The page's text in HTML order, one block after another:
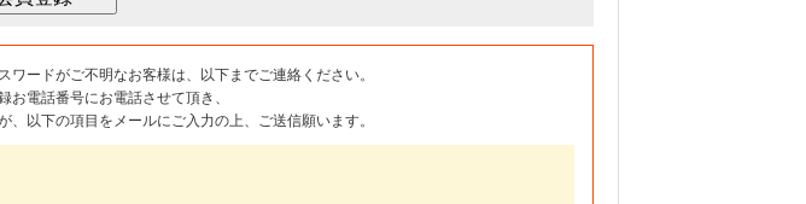
ードがご不明なお客様は、以下までご連絡ください。
電話番号にお電話させて頂き、
以下の項目をメールにご入力の上、ご送信願います。